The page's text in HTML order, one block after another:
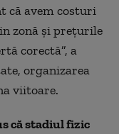
că avem costuri
zonă şi preţurile
corectă”, a
organizarea
viitoare.
că stadiul fizic